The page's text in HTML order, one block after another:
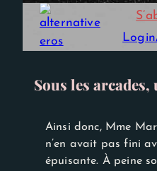
Sous les
Ainsi donc, Mme
n’en avait pas fini
épuisante. À peine
Experience
Afin que notre
site Web
fonctionne
aussi bien que
de votre
visite. Si vous
certaines
fonctionnalités
disparaîtront
du site Web.